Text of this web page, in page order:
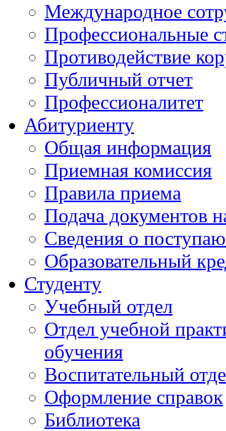
Международное
Профессиональные
Противодействие
Публичный отчет
Профессионалитет
Абитуриенту
Общая информация
Приемная комиссия
Правила приема
Подача документов
Сведения о
Образовательный
Студенту
Учебный отдел
Отдел учебной
обучения
Воспитательный
Оформление справок
Библиотека